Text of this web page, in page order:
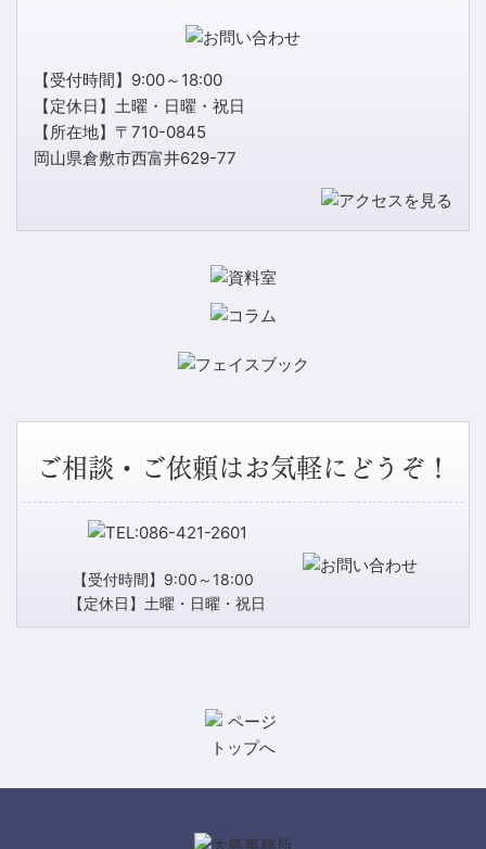
【受付時間】9:00～18:00
【定休日】土曜・日曜・祝日
【所在地】〒710-0845
岡山県倉敷市西富井629-77
ご相談・ご依頼はお気軽にどうぞ！
【受付時間】9:00～18:00
【定休日】土曜・日曜・祝日